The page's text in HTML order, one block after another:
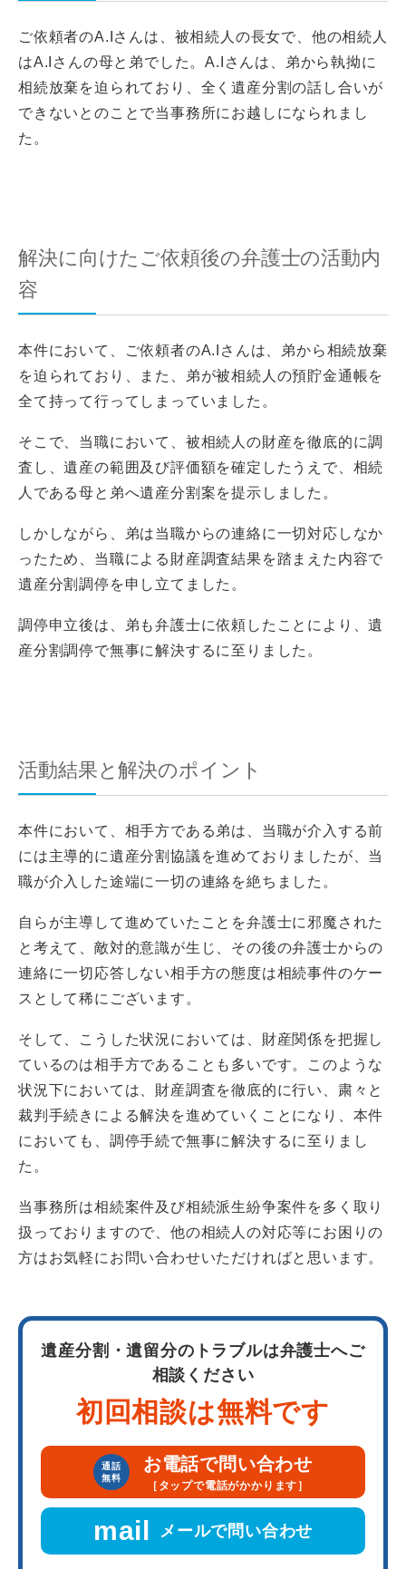
ご依頼者のA.Iさんは、被相続人の長女で、他の相続人
はA.Iさんの母と弟でした。A.Iさんは、弟から執拗に
相続放棄を迫られており、全く遺産分割の話し合いが
できないとのことで当事務所にお越しになられまし
た。
解決に向けたご依頼後の弁護士の活動内
容
本件において、ご依頼者のA.Iさんは、弟から相続放棄
を迫られており、また、弟が被相続人の預貯金通帳を
全て持って行ってしまっていました。
そこで、当職において、被相続人の財産を徹底的に調
査し、遺産の範囲及び評価額を確定したうえで、相続
人である母と弟へ遺産分割案を提示しました。
しかしながら、弟は当職からの連絡に一切対応しなか
ったため、当職による財産調査結果を踏まえた内容で
遺産分割調停を申し立てました。
調停申立後は、弟も弁護士に依頼したことにより、遺
産分割調停で無事に解決するに至りました。
活動結果と解決のポイント
本件において、相手方である弟は、当職が介入する前
には主導的に遺産分割協議を進めておりましたが、当
職が介入した途端に一切の連絡を絶ちました。
自らが主導して進めていたことを弁護士に邪魔された
と考えて、敵対的意識が生じ、その後の弁護士からの
連絡に一切応答しない相手方の態度は相続事件のケー
スとして稀にございます。
そして、こうした状況においては、財産関係を把握し
ているのは相手方であることも多いです。このような
状況下においては、財産調査を徹底的に行い、粛々と
裁判手続きによる解決を進めていくことになり、本件
においても、調停手続で無事に解決するに至りまし
た。
当事務所は相続案件及び相続派生紛争案件を多く取り
扱っておりますので、他の相続人の対応等にお困りの
方はお気軽にお問い合わせいただければと思います。
遺産分割・遺留分のトラブルは弁護士へご
相談ください
初回相談は無料です
通話
無料
お電話で問い合わせ
［タップで電話がかかります］
mail メールで問い合わせ